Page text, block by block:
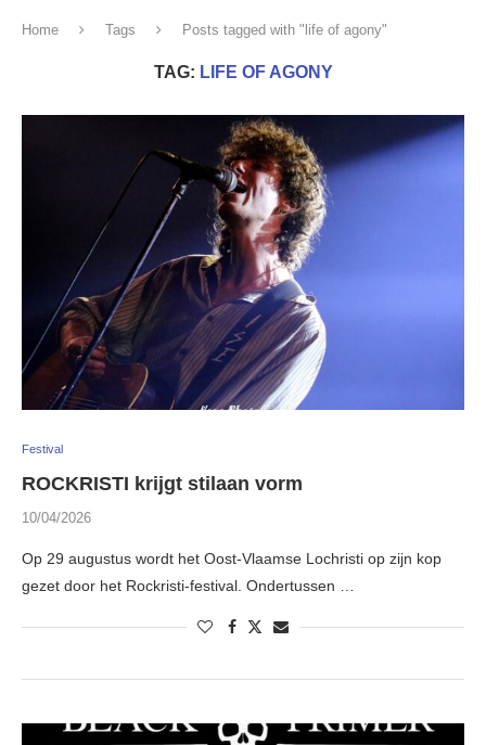
Home Tags Posts tagged with "life of agony"
TAG: LIFE OF AGONY
Festival
ROCKRISTI krijgt stilaan vorm
10/04/2026
Op 29 augustus wordt het Oost-Vlaamse Lochristi op zijn kop
gezet door het Rockristi-festival. Ondertussen …